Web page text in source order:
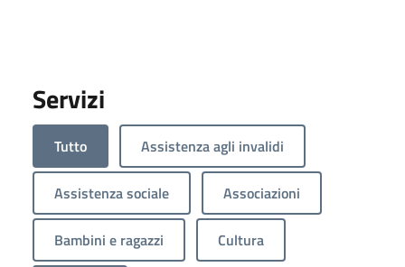
Servizi
Tutto Assistenza agli invalidi
Assistenza sociale Associazioni
Bambini e ragazzi Cultura